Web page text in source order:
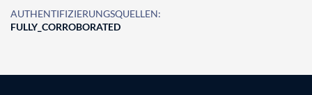
AUTHENTIFIZIERUNGSQUELLEN:
FULLY_CORROBORATED